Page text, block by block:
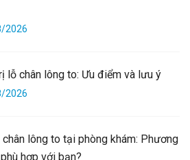
2026
lỗ chân lông to: Ưu điểm và lưu ý
2026
lông to tại phòng khám: Phương
hợp với bạn?